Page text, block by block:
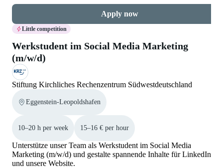
Apply now
Little competition
Werkstudent im Social Media Marketing
(m/w/d)
Stiftung Kirchliches Rechenzentrum Südwestdeutschland
Eggenstein-Leopoldshafen
10–20 h per week 15–16 € per hour
Unterstütze unser Team als Werkstudent im Social Media
Marketing (m/w/d) und gestalte spannende Inhalte für LinkedIn
und unsere Website.